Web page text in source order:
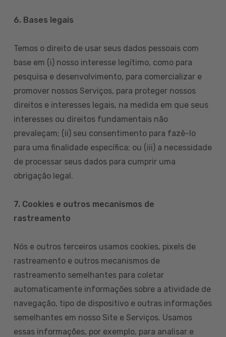
6. Bases legais
Temos o direito de usar seus dados pessoais com
base em (i) nosso interesse legítimo, como para
pesquisa e desenvolvimento, para comercializar e
promover nossos Serviços, para proteger nossos
direitos e interesses legais, na medida em que seus
interesses ou direitos fundamentais não
prevaleçam; (ii) seu consentimento para fazê-lo
para uma finalidade específica; ou (iii) a necessidade
de processar seus dados para cumprir uma
obrigação legal.
7. Cookies e outros mecanismos de
rastreamento
Nós e outros terceiros usamos cookies, pixels de
rastreamento e outros mecanismos de
rastreamento semelhantes para coletar
automaticamente informações sobre a atividade de
navegação, tipo de dispositivo e outras informações
semelhantes em nosso Site e Serviços. Usamos
essas informações, por exemplo, para analisar e